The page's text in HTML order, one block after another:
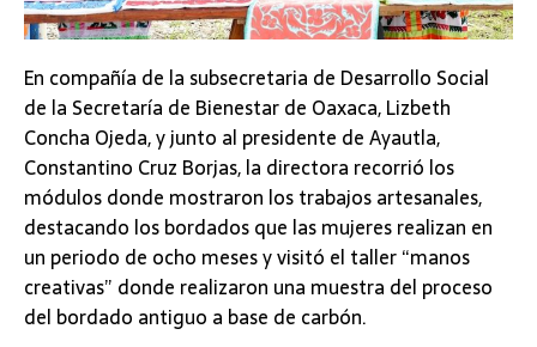
En compañía de la subsecretaria de Desarrollo Social
de la Secretaría de Bienestar de Oaxaca, Lizbeth
Concha Ojeda, y junto al presidente de Ayautla,
Constantino Cruz Borjas, la directora recorrió los
módulos donde mostraron los trabajos artesanales,
destacando los bordados que las mujeres realizan en
un periodo de ocho meses y visitó el taller “manos
creativas” donde realizaron una muestra del proceso
del bordado antiguo a base de carbón.